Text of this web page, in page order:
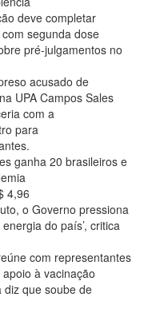
deve completar
segunda dose
pré-julgamentos no
acusado de
UPA Campos Sales
com a
para
ganha 20 brasileiros e
4,96
o Governo pressiona
do país’, critica
com representantes
à vacinação
diz que soube de